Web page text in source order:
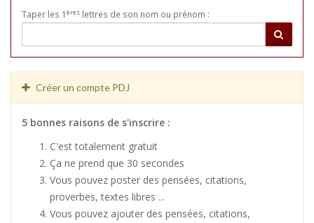
Taper les 1 ères lettres de son nom ou prénom :
Créer un compte PDJ
5 bonnes raisons de s'inscrire :
C'est totalement gratuit
Ça ne prend que 30 secondes
Vous pouvez poster des pensées, citations,
proverbes, textes libres ...
Vous pouvez ajouter des pensées, citations,